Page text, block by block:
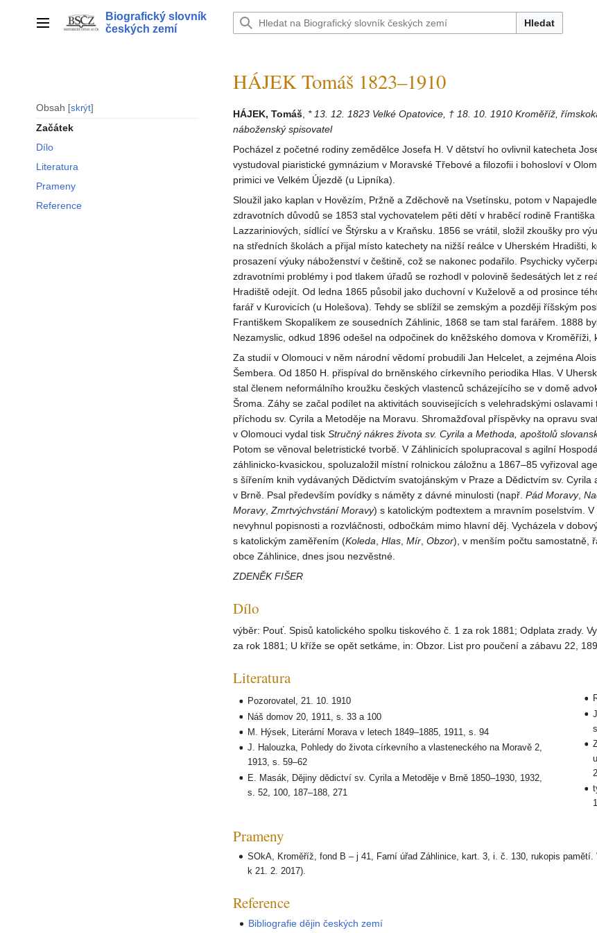
Hlavní menu
Biografický slovník
českých zemí
Hledat
Obsah skrýt
Začátek
Dílo
Literatura
Prameny
Reference
HÁJEK Tomáš 1823–1910
HÁJEK, Tomáš * 13. 12. 1823 Velké Opatovice, † 18. 10. 1910 Kroměříž,
náboženský spisovatel
Pocházel z početné rodiny zemědělce Josefa H. V dětství ho ovlivnil katecheta
vystudoval piaristické gymnázium v Moravské Třebové a filozofii i bohosloví v
primici ve Velkém Újezdě (u Lipníka).
Sloužil jako kaplan v Hovězím, Pržně a Zděchově na Vsetínsku, potom v
zdravotních důvodů se 1853 stal vychovatelem pěti dětí v hraběcí rodině Františka
Lazzariniových, sídlící ve Štýrsku a v Kraňsku. 1856 se vrátil, složil zkoušky pro
na středních školách a přijal místo katechety na nižší reálce v Uherském Hradišti,
prosazení výuky náboženství v češtině, což se nakonec podařilo. Psychicky
zdravotními problémy i pod tlakem úřadů se rozhodl v polovině šedesátých let z
Hradiště odejít. Od ledna 1865 působil jako duchovní v Kuželově a od prosince
farář v Kurovicích (u Holešova). Tehdy se sblížil se zemským a později říšským
Františkem Skopalíkem ze sousedních Záhlinic, 1868 se tam stal farářem. 1888
Nezamyslic, odkud 1896 odešel na odpočinek do kněžského domova v Kroměříži,
Za studií v Olomouci v něm národní vědomí probudili Jan Helcelet, a zejména
Šembera. Od 1850 H. přispíval do brněnského církevního periodika Hlas. V
stal členem neformálního kroužku českých vlastenců scházejícího se v domě
Šroma. Záhy se začal podílet na aktivitách souvisejících s velehradskými oslavami
příchodu sv. Cyrila a Metoděje na Moravu. Shromažďoval příspěvky na opravu
v Olomouci vydal tisk Stručný nákres života sv. Cyrila a Methoda, apoštolů
Potom se věnoval beletristické tvorbě. V Záhlinicích spolupracoval s agilní
záhlinicko-kvasickou, spoluzaložil místní rolnickou záložnu a 1867–85 vyřizoval
s šířením knih vydávaných Dědictvím svatojánským v Praze a Dědictvím sv. Cyrila
v Brně. Psal především povídky s náměty z dávné minulosti (např. Pád Moravy,
Moravy, Zmrtvýchvstání Moravy) s katolickým podtextem a mravním poselstvím.
nevyhnul popisnosti a rozvláčnosti, odbočkám mimo hlavní děj. Vycházela v
s katolickým zaměřením (Koleda Hlas Mír Obzor), v menším počtu samostatně,
obce Záhlinice, dnes jsou nezvěstné.
ZDENĚK FIŠER
Dílo
výběr: Pouť. Spisů katolického spolku tiskového č. 1 za rok 1881; Odplata zrady.
za rok 1881; U kříže se opět setkáme, in: Obzor. List pro poučení a zábavu 22,
Literatura
Pozorovatel, 21. 10. 1910
Náš domov 20, 1911, s. 33 a 100
M. Hýsek, Literární Morava v letech 1849–1885, 1911, s. 94
J. Halouzka, Pohledy do života církevního a vlasteneckého na Moravě 2,
1913, s. 59–62
E. Masák, Dějiny dědictví sv. Cyrila a Metoděje v Brně 1850–1930, 1932,
s. 52, 100, 187–188, 271
Prameny
SOkA, Kroměříž, fond B – j 41, Farní úřad Záhlinice, kart. 3, i. č. 130, rukopis
k 21. 2. 2017).
Reference
Bibliografie dějin českých zemí